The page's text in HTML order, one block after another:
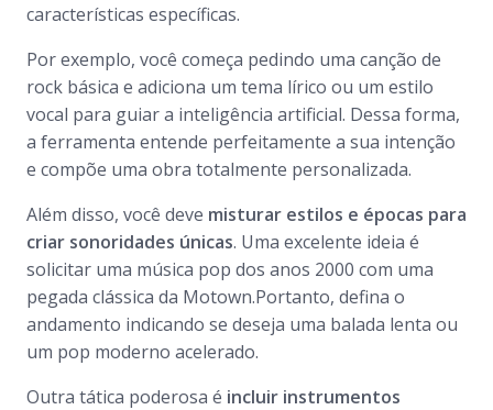
características específicas.
Por exemplo, você começa pedindo uma canção de
rock básica e adiciona um tema lírico ou um estilo
vocal para guiar a inteligência artificial. Dessa forma,
a ferramenta entende perfeitamente a sua intenção
e compõe uma obra totalmente personalizada.
Além disso, você deve misturar estilos e épocas para
criar sonoridades únicas. Uma excelente ideia é
solicitar uma música pop dos anos 2000 com uma
pegada clássica da Motown.Portanto, defina o
andamento indicando se deseja uma balada lenta ou
um pop moderno acelerado.
Outra tática poderosa é incluir instrumentos